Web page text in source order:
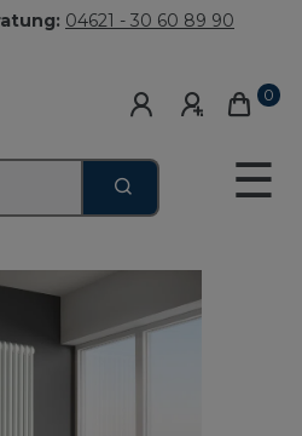
04621 - 30 60 89 90
0
☰